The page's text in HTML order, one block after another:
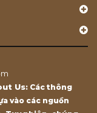
Us: Các thông
vào các nguồn